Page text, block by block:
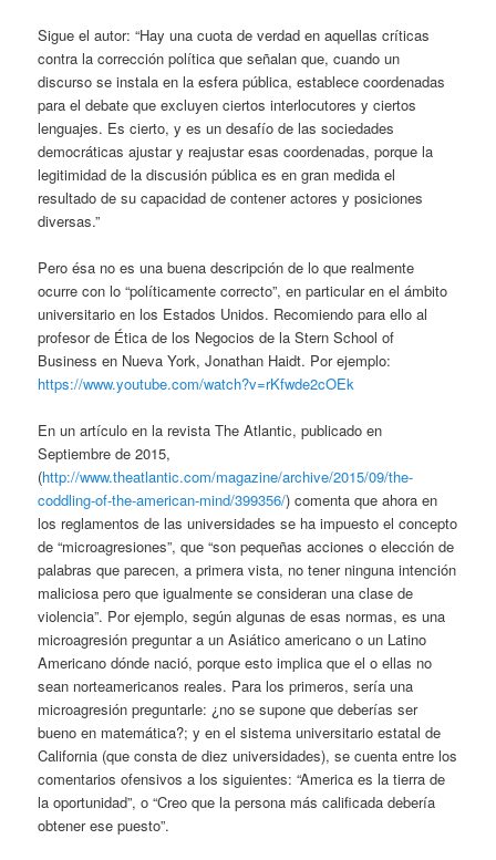
Sigue el autor: “Hay una cuota de verdad en aquellas críticas
contra la corrección política que señalan que, cuando un
discurso se instala en la esfera pública, establece coordenadas
para el debate que excluyen ciertos interlocutores y ciertos
lenguajes. Es cierto, y es un desafío de las sociedades
democráticas ajustar y reajustar esas coordenadas, porque la
legitimidad de la discusión pública es en gran medida el
resultado de su capacidad de contener actores y posiciones
diversas.”
Pero ésa no es una buena descripción de lo que realmente
ocurre con lo “políticamente correcto”, en particular en el ámbito
universitario en los Estados Unidos. Recomiendo para ello al
profesor de Ética de los Negocios de la Stern School of
Business en Nueva York, Jonathan Haidt. Por ejemplo:
https://www.youtube.com/watch?v=rKfwde2cOEk
En un artículo en la revista The Atlantic, publicado en
Septiembre de 2015,
(http://www.theatlantic.com/magazine/archive/2015/09/the-
coddling-of-the-american-mind/399356/) comenta que ahora en
los reglamentos de las universidades se ha impuesto el concepto
de “microagresiones”, que “son pequeñas acciones o elección de
palabras que parecen, a primera vista, no tener ninguna intención
maliciosa pero que igualmente se consideran una clase de
violencia”. Por ejemplo, según algunas de esas normas, es una
microagresión preguntar a un Asiático americano o un Latino
Americano dónde nació, porque esto implica que el o ellas no
sean norteamericanos reales. Para los primeros, sería una
microagresión preguntarle: ¿no se supone que deberías ser
bueno en matemática?; y en el sistema universitario estatal de
California (que consta de diez universidades), se cuenta entre los
comentarios ofensivos a los siguientes: “America es la tierra de
la oportunidad”, o “Creo que la persona más calificada debería
obtener ese puesto”.